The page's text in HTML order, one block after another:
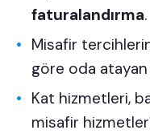
faturalandırma.
Misafir
göre oda
Kat hizmetleri,
misafir